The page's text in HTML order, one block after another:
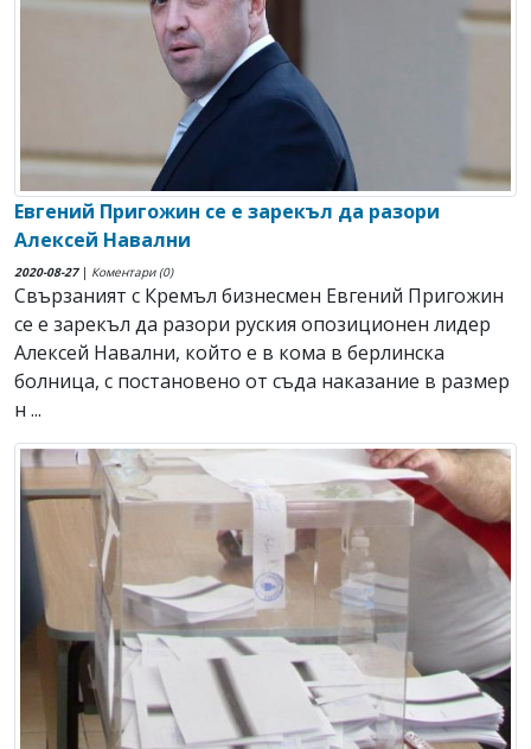
Евгений Пригожин се е зарекъл да разори
Алексей Навални
2020-08-27| Коментари (0)
Свързаният с Кремъл бизнесмен Евгений Пригожин
се е зарекъл да разори руския опозиционен лидер
Алексей Навални, който е в кома в берлинска
болница, с постановено от съда наказание в размер
н ...